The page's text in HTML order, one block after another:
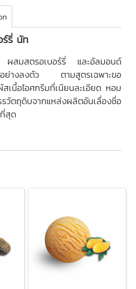
ร์รี่ นัท
ผสมสตรอเบอร์รี่ และอัลมอนด์
ย่างลงตัว ตามสูตรเฉพาะขอ
เนื้อไอศกรีมที่เนียนละเอียด หอม
วัตถุดิบจากแหล่งผลิตอันเลื่องชื่อ
สุด